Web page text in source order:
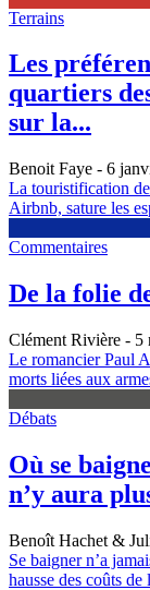
Terrains
Les
quartiers
sur la...
Benoit Faye - 6
La touristification
Airbnb, sature les
Commentaires
De la folie
Clément Rivière - 5
Le romancier Paul
morts liées aux
Débats
Où se
n’y aura
Benoît Hachet &
Se baigner n’a
hausse des coûts de